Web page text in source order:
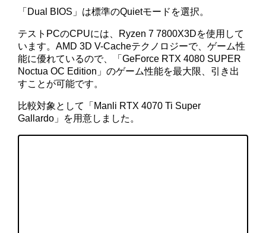
「Dual BIOS」は標準のQuietモードを選択。
テストPCのCPUには、Ryzen 7 7800X3Dを使用して
います。AMD 3D V-Cacheテクノロジーで、ゲーム性
能に優れているので、「GeForce RTX 4080 SUPER
Noctua OC Edition」のゲーム性能を最大限、引き出
すことが可能です。
比較対象として「Manli RTX 4070 Ti Super
Gallardo」を用意しました。